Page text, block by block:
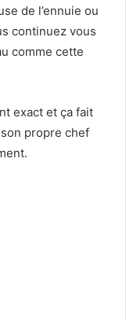
de l’ennuie ou
continuez vous
comme cette
exact et ça fait
propre chef